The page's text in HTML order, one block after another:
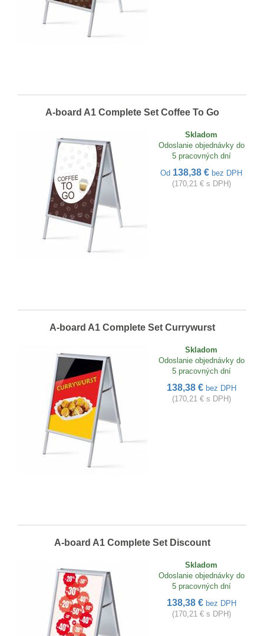
A-board A1 Complete Set Coffee To Go
Skladom
Odoslanie objednávky do
5 pracovných dní
Od 138,38 € bez DPH
(170,21 € s DPH)
A-board A1 Complete Set Currywurst
Skladom
Odoslanie objednávky do
5 pracovných dní
138,38 € bez DPH
(170,21 € s DPH)
A-board A1 Complete Set Discount
Skladom
Odoslanie objednávky do
5 pracovných dní
138,38 € bez DPH
(170,21 € s DPH)